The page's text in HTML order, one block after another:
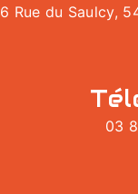
6 Rue du Saulcy,
03